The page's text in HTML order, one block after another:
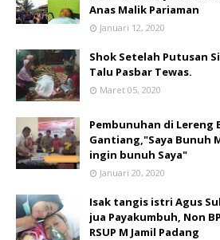
Anas Malik Pariaman
Januari 12, 2020
Shok Setelah Putusan
Talu Pasbar Tewas.
Maret 05, 2020
Pembunuhan di Lereng
Gantiang,"Saya Bunuh
ingin bunuh Saya"
Januari 20, 2020
Isak tangis istri Agus
jua Payakumbuh, Non
RSUP M Jamil Padang